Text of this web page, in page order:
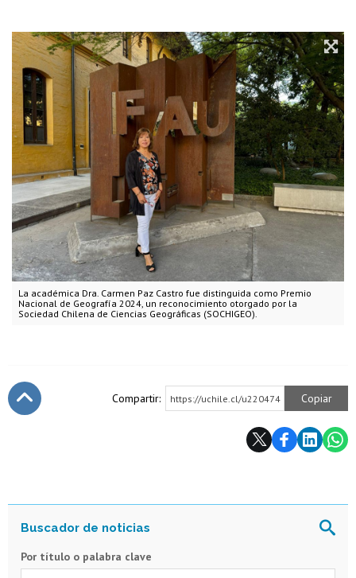
La académica Dra. Carmen Paz Castro fue distinguida como Premio
Nacional de Geografía 2024, un reconocimiento otorgado por la
Sociedad Chilena de Ciencias Geográficas (SOCHIGEO).
Compartir: https://uchile.cl/u220474 Copiar
Por título o palabra clave